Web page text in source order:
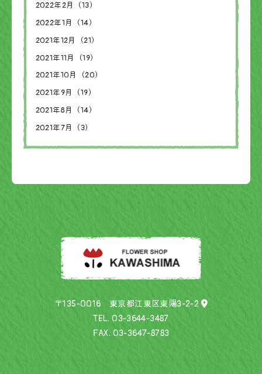
2022年2月（13）
2022年1月（14）
2021年12月（21）
2021年11月（19）
2021年10月（20）
2021年9月（19）
2021年8月（14）
2021年7月（3）
〒135-0016 東京都江東区東陽3-2-2
TEL.03-3644-3487
FAX. 03-3647-8783